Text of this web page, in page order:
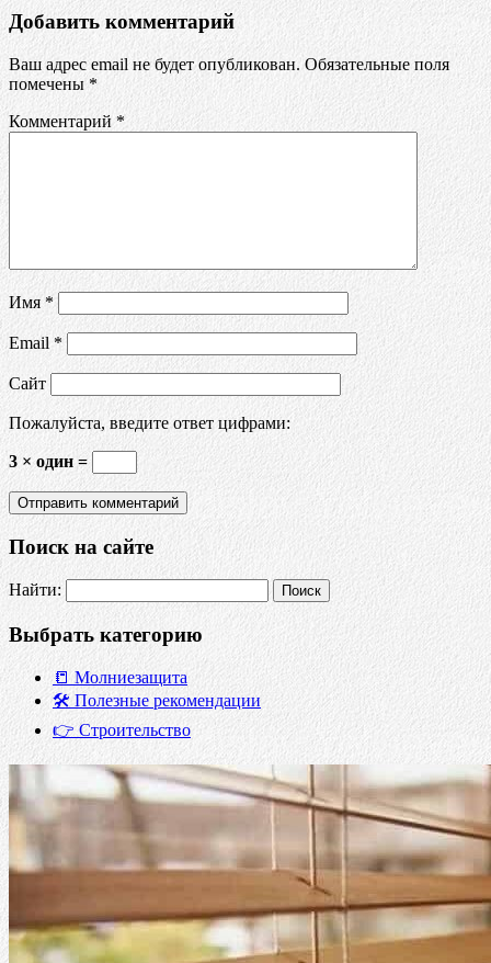
Добавить комментарий
Ваш адрес email не будет опубликован. Обязательные поля
помечены *
Комментарий *
Имя *
Email *
Сайт
Пожалуйста, введите ответ цифрами:
3 × один =
Поиск на сайте
Найти:
Выбрать категорию
📒 Молниезащита
🛠️ Полезные рекомендации
👉 Строительство